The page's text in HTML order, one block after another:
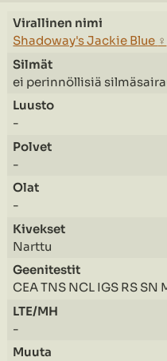
Shadoway's Jackie Blue ♀
ei perinnöllisiä
-
-
-
Narttu
CEA TNS NCL IGS RS SN
-